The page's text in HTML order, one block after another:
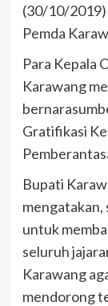
(30/10/2019)
Pemda
Para Kepala
Karawang
Gratifikasi
Bupati
mengatakan,
untuk
seluruh
Karawang
mendorong